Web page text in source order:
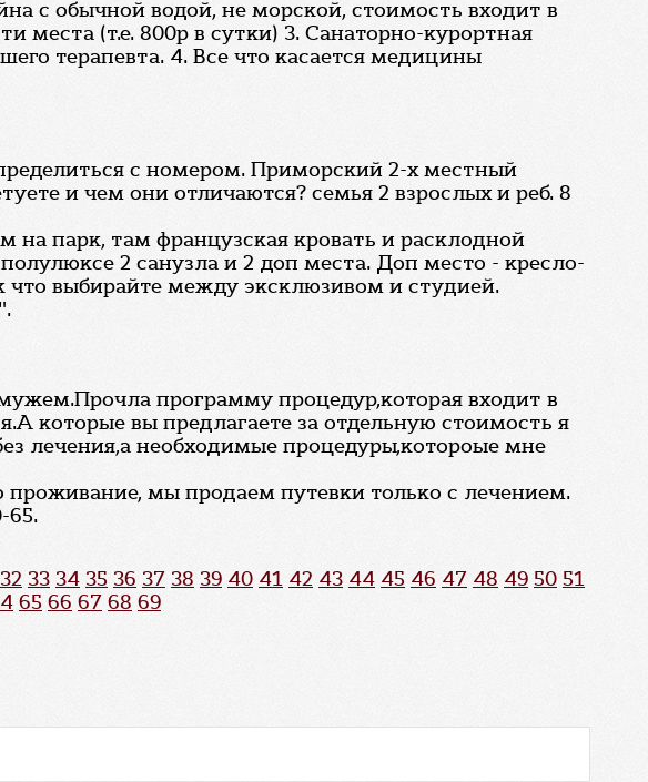
с обычной водой, не морской, стоимость входит в
места (т.е. 800р в сутки) 3. Санаторно-курортная
терапевта. 4. Все что касается медицины
с номером. Приморский 2-х местный
и чем они отличаются? семья 2 взрослых и реб. 8
на парк, там французская кровать и расклодной
2 санузла и 2 доп места. Доп место - кресло-
выбирайте между эксклюзивом и студией.
программу процедур,которая входит в
которые вы предлагаете за отдельную стоимость я
лечения,а необходимые процедуры,котороые мне
мы продаем путевки только с лечением.
65.
32 33 34 35 36 37 38 39 40 41 42 43 44 45 46 47 48 49 50 51
65 66 67 68 69